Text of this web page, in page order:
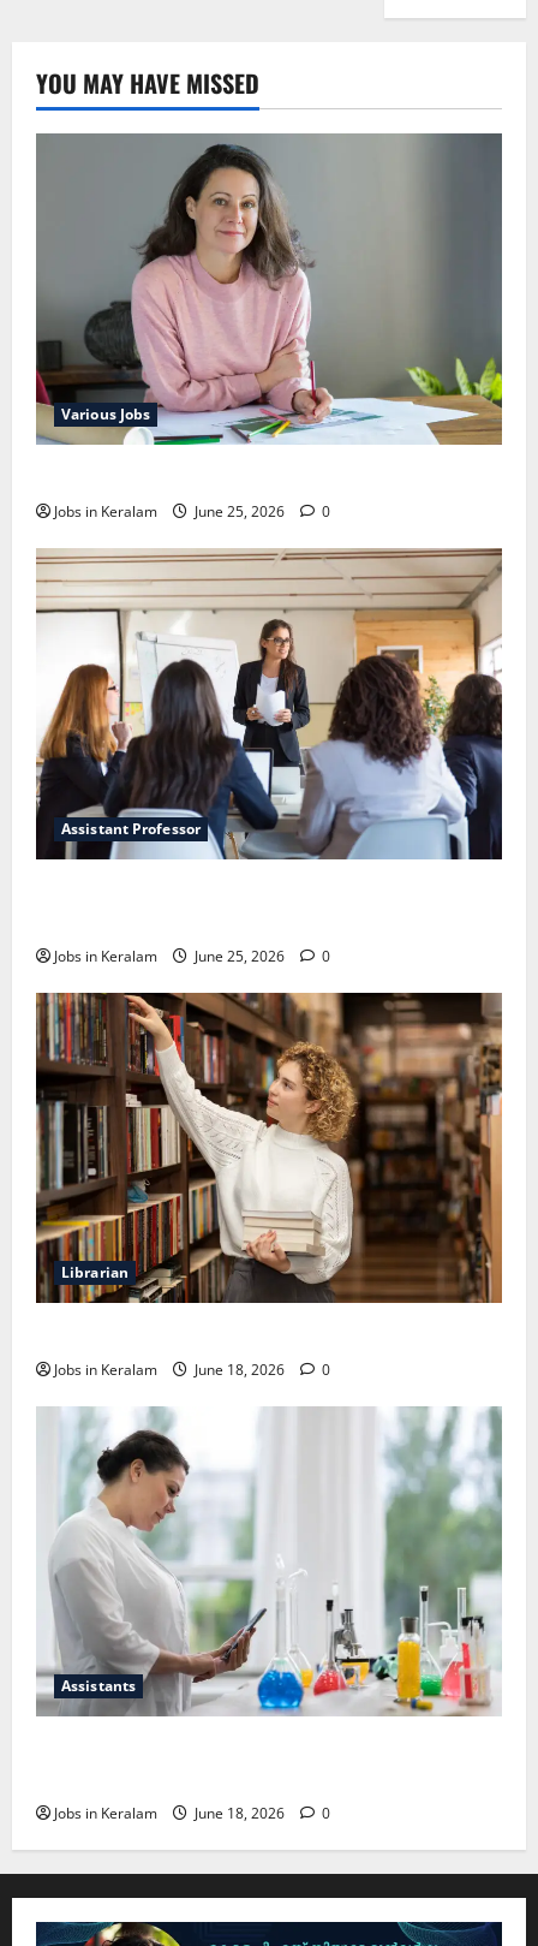
YOU MAY HAVE MISSED
Various Jobs
Jobs in Keralam June 25, 2026 0
Assistant Professor
Jobs in Keralam June 25, 2026 0
Librarian
Jobs in Keralam June 18, 2026 0
Assistants
Jobs in Keralam June 18, 2026 0